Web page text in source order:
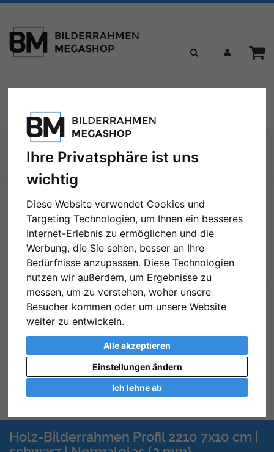
Ihre Privatsphäre ist uns
wichtig
Diese Website verwendet Cookies und
Targeting Technologien, um Ihnen ein besseres
Internet-Erlebnis zu ermöglichen und die
Werbung, die Sie sehen, besser an Ihre
Bedürfnisse anzupassen. Diese Technologien
nutzen wir außerdem, um Ergebnisse zu
messen, um zu verstehen, woher unsere
Besucher kommen oder um unsere Website
weiter zu entwickeln.
Alle akzeptieren
Ich lehne ab
Einstellungen ändern
Sie sind hier:
Zurück
Holz-Bilderrahmen Profil 2210 7x10 cm |